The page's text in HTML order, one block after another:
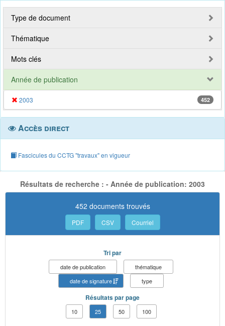
Type de document
Thématique
Mots clés
Année de publication
2003 452
Accès direct
Fascicules du CCTG "travaux" en vigueur
Résultats de recherche : - Année de publication: 2003
452 documents trouvés
PDF CSV Courriel
Tri par
date de publication
thématique
date de signature
type
Résultats par page
10 25 50 100